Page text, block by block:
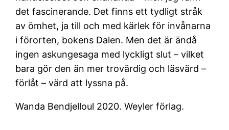
det fascinerande. Det finns ett tydligt stråk
av ömhet, ja till och med kärlek för invånarna
i förorten, bokens Dalen. Men det är ändå
ingen askungesaga med lyckligt slut – vilket
bara gör den än mer trovärdig och läsvärd –
förlåt – värd att lyssna på.
Wanda Bendjelloul 2020. Weyler förlag.